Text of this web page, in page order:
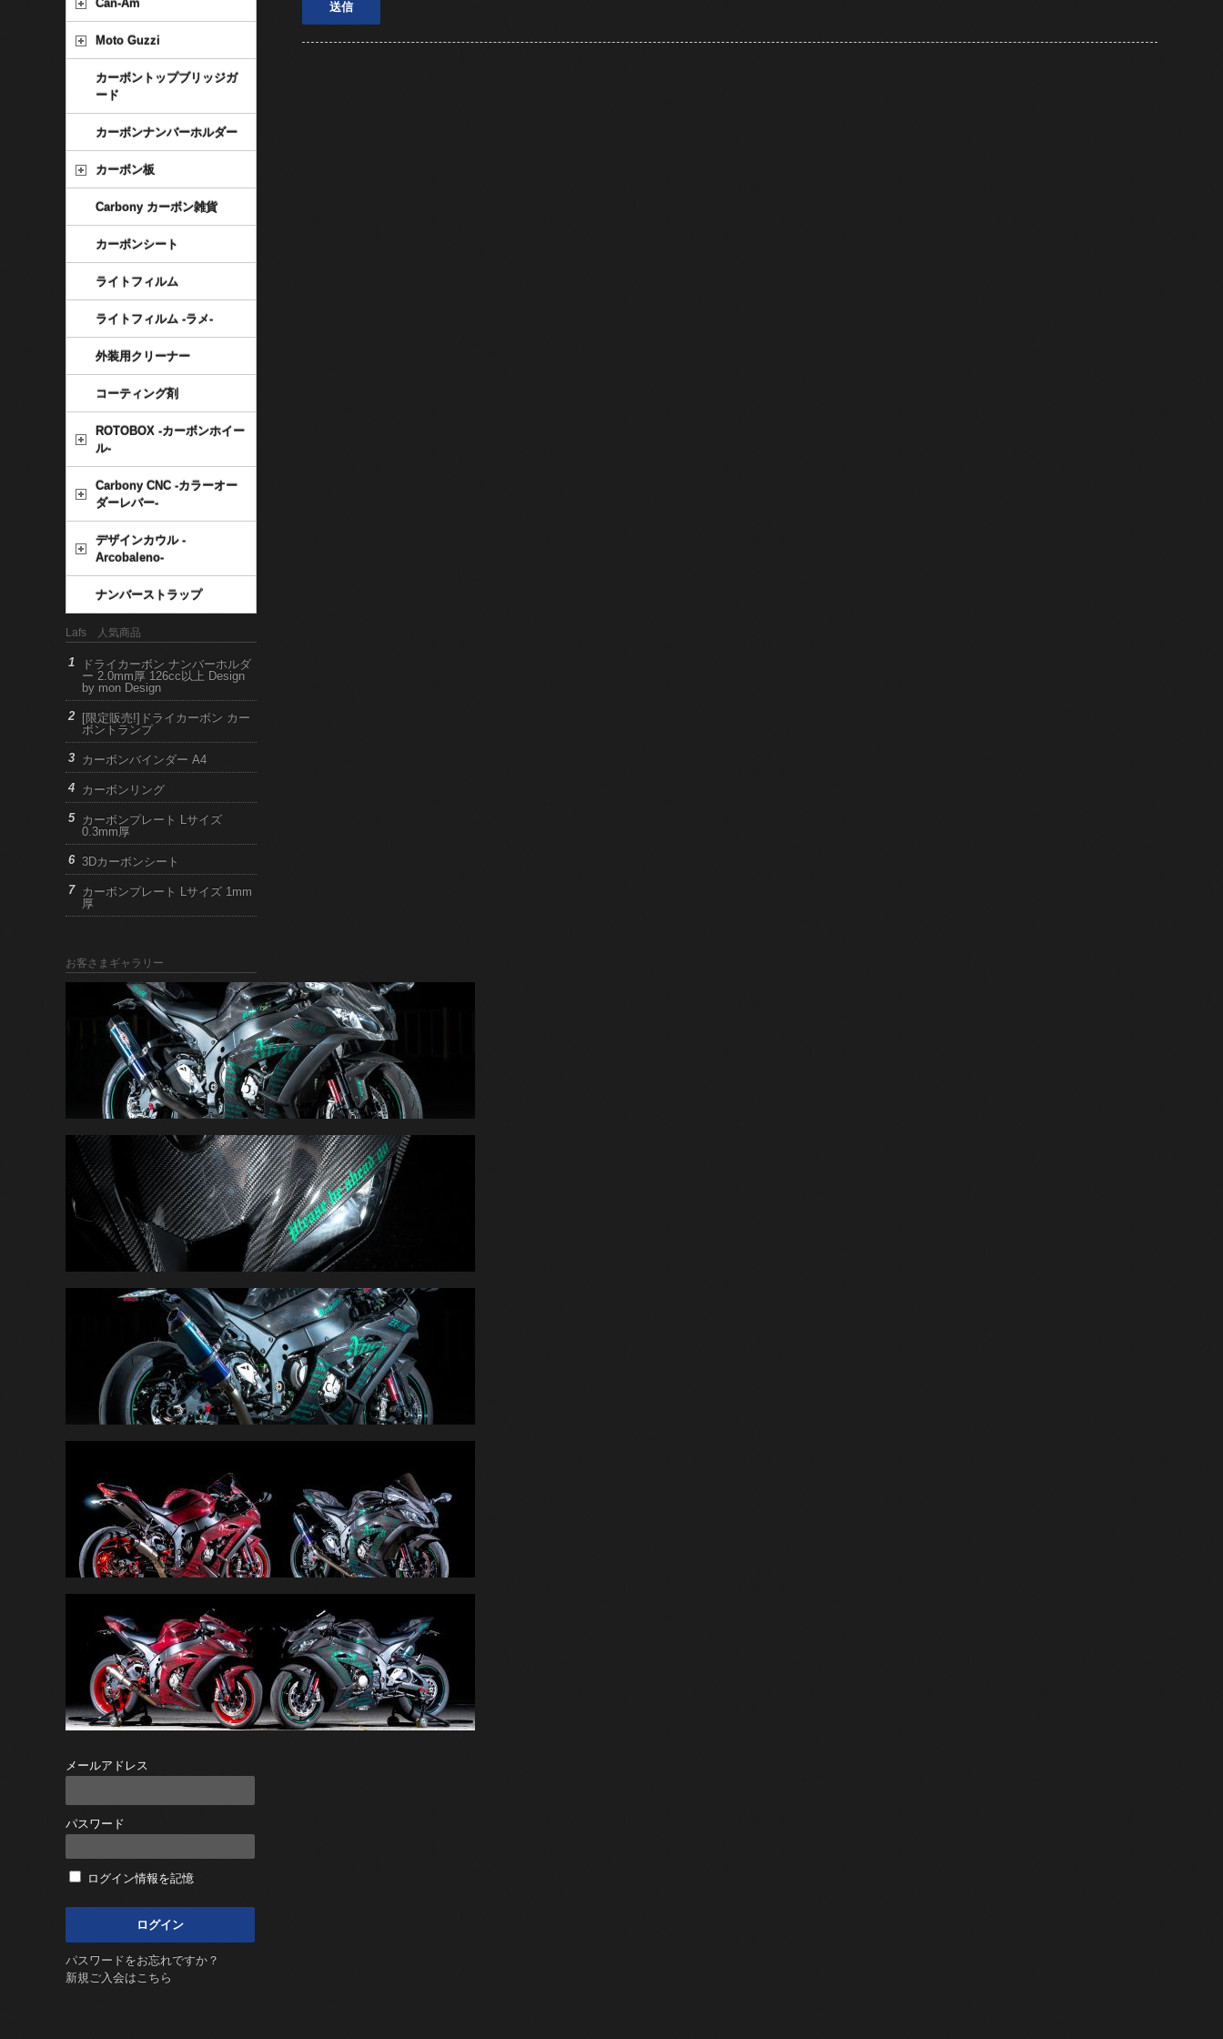
Can-Am
Moto Guzzi
カーボントップブリッジガ
ード
カーボンナンバーホルダー
カーボン板
Carbony カーボン雑貨
カーボンシート
ライトフィルム
ライトフィルム -ラメ-
外装用クリーナー
コーティング剤
ROTOBOX -カーボンホイー
ル-
Carbony CNC -カラーオー
ダーレバー-
デザインカウル -
Arcobaleno-
ナンバーストラップ
Lafs 人気商品
ドライカーボン ナンバーホルダ
ー 2.0mm厚 126cc以上 Design
by mon Design
[限定販売!]ドライカーボン カー
ボントランプ
カーボンバインダー A4
カーボンリング
カーボンプレート Lサイズ
0.3mm厚
3Dカーボンシート
カーボンプレート Lサイズ 1mm
厚
お客さまギャラリー
メールアドレス
パスワード
ログイン情報を記憶
パスワードをお忘れですか？
新規ご入会はこちら